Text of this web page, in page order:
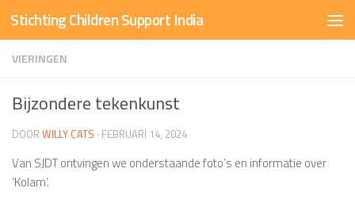
Doorgaan naar inhoud
Stichting Children Support India
VIERINGEN
Bijzondere tekenkunst
DOOR WILLY CATS · FEBRUARI 14, 2024
Van SJDT ontvingen we onderstaande foto’s en informatie over
‘Kolam’.